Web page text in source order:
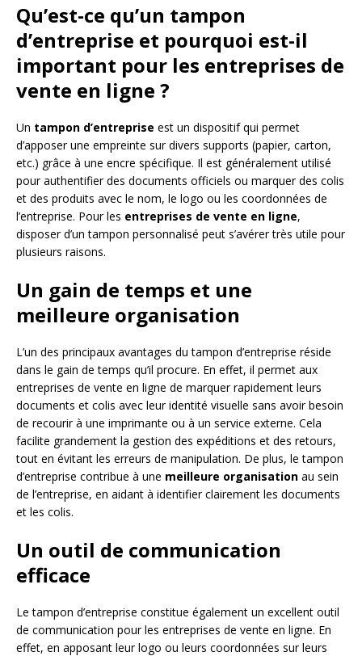
Qu’est-ce qu’un tampon
d’entreprise et pourquoi est-il
important pour les entreprises de
vente en ligne ?
Un tampon d’entreprise est un dispositif qui permet
d’apposer une empreinte sur divers supports (papier, carton,
etc.) grâce à une encre spécifique. Il est généralement utilisé
pour authentifier des documents officiels ou marquer des colis
et des produits avec le nom, le logo ou les coordonnées de
l’entreprise. Pour les entreprises de vente en ligne,
disposer d’un tampon personnalisé peut s’avérer très utile pour
plusieurs raisons.
Un gain de temps et une
meilleure organisation
L’un des principaux avantages du tampon d’entreprise réside
dans le gain de temps qu’il procure. En effet, il permet aux
entreprises de vente en ligne de marquer rapidement leurs
documents et colis avec leur identité visuelle sans avoir besoin
de recourir à une imprimante ou à un service externe. Cela
facilite grandement la gestion des expéditions et des retours,
tout en évitant les erreurs de manipulation. De plus, le tampon
d’entreprise contribue à une meilleure organisation au sein
de l’entreprise, en aidant à identifier clairement les documents
et les colis.
Un outil de communication
efficace
Le tampon d’entreprise constitue également un excellent outil
de communication pour les entreprises de vente en ligne. En
effet, en apposant leur logo ou leurs coordonnées sur leurs